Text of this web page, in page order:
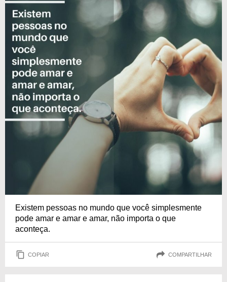
Existem pessoas no mundo que você simplesmente
pode amar e amar e amar, não importa o que
aconteça.
COPIAR COMPARTILHAR